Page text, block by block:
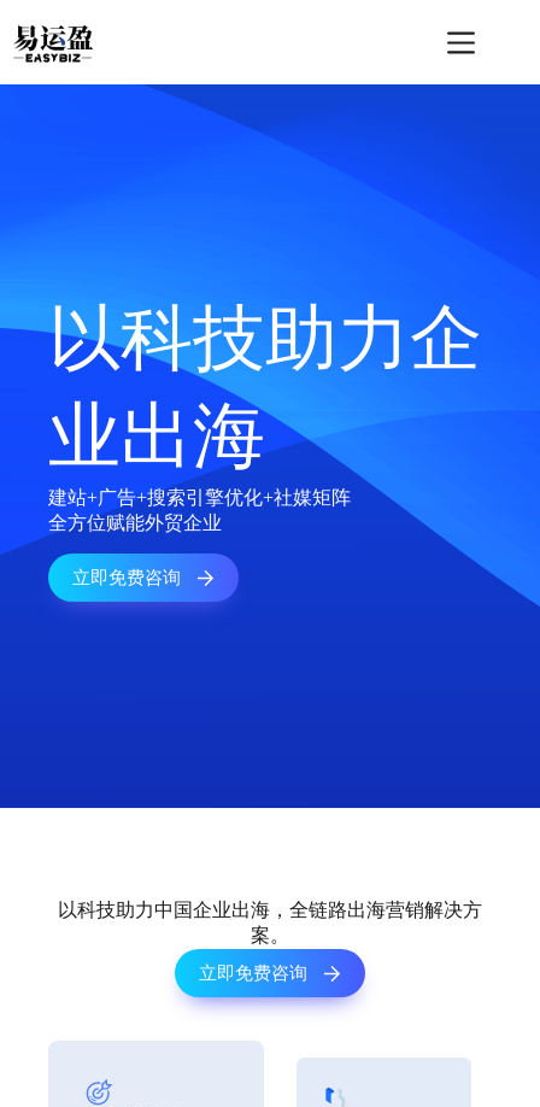
至
内
容
以科技助力企
业出海
建站+广告+搜索引擎优化+社媒矩阵
全方位赋能外贸企业
立即免费咨询
以科技助力中国企业出海，全链路出海营销解决方
案。
立即免费咨询